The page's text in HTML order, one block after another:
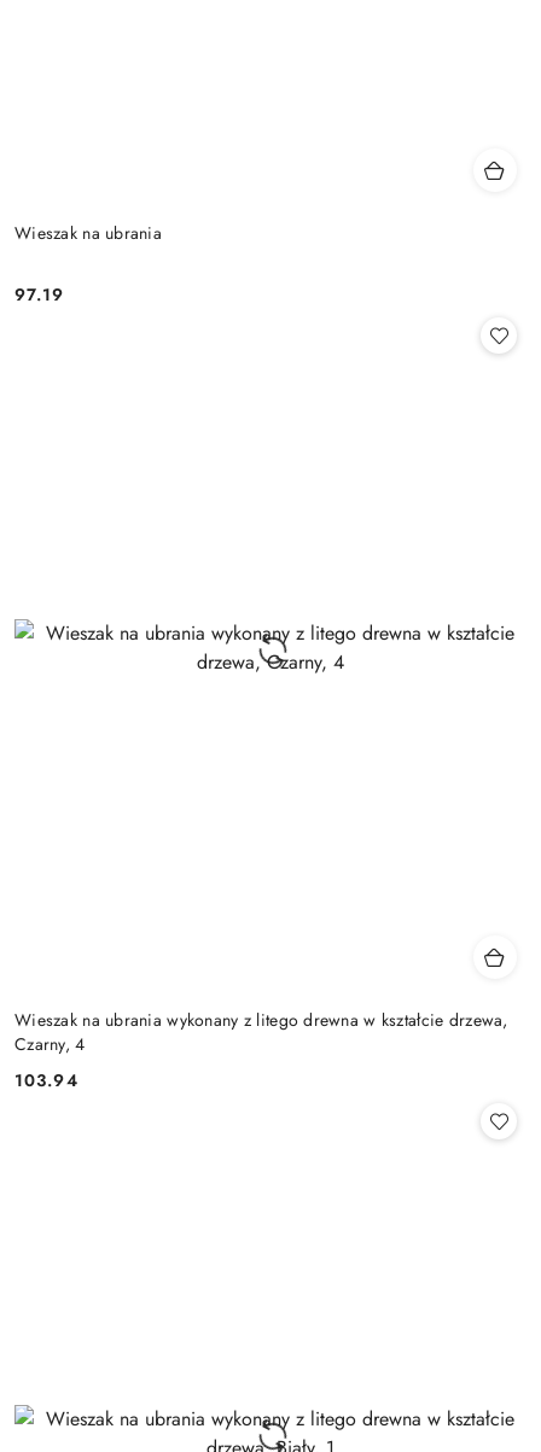
Wieszak na ubrania
Cena:
97.19
Wieszak na ubrania wykonany z litego drewna w kształcie drzewa,
Czarny, 4
Cena:
103.94